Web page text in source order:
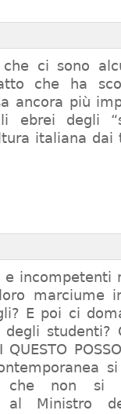
ci sono
che ha
ancora più
ebrei degli
italiana dai
e
marciume
E poi ci
degli
POSSO
che non
Ministro